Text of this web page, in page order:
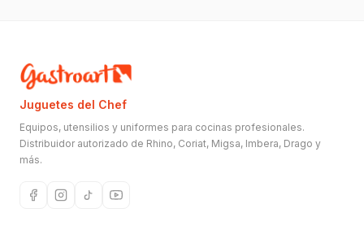
Juguetes del Chef
Equipos, utensilios y uniformes para cocinas profesionales.
Distribuidor autorizado de Rhino, Coriat, Migsa, Imbera, Drago y
más.